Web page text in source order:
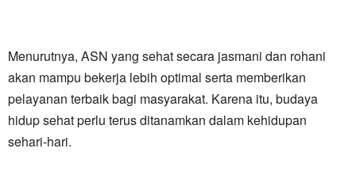
Menurutnya, ASN yang sehat secara jasmani dan rohani
akan mampu bekerja lebih optimal serta memberikan
pelayanan terbaik bagi masyarakat. Karena itu, budaya
hidup sehat perlu terus ditanamkan dalam kehidupan
sehari-hari.